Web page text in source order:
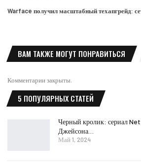
Warface получил масштабный техапгрейд:
ВАМ ТАКЖЕ МОГУТ ПОНРАВИТЬСЯ
Комментарии закрыты.
5 ПОПУЛЯРНЫХ СТАТЕЙ
Черный кролик: сериал
Джейсона…
Май 1, 2024